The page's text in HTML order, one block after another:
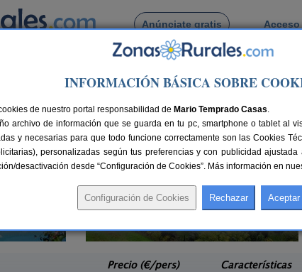
Anúnciate gratis
Busca por pueblo
de Juneda
El Corral de Lladurs
Precio (€/pers) Características
INFORMACIÓN BÁSICA SOBRE
de nuestro portal responsabilidad de Mario Temprado Casas.
archivo de información que se guarda en tu pc, smartphone o tablet al
y necesarias para que todo funcione correctamente son las Cookies
personalizadas según tus preferencias y con publicidad
desactivación desde “Configuración de Cookies”. Más información en